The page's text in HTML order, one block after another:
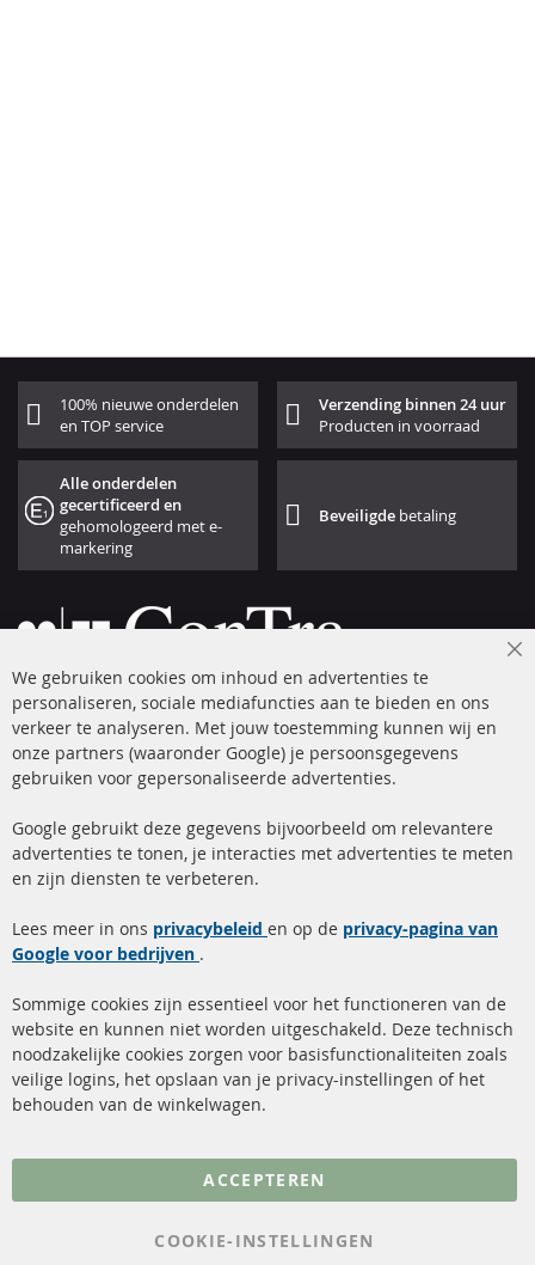
100% nieuwe onderdelen
en TOP service
Verzending binnen 24 uur
Producten in voorraad
Alle onderdelen
gecertificeerd en
gehomologeerd met e-
markering
Beveiligde betaling
+49 (0) 4533 799 00 0
ma-do: 09-17 u, vr Fr 09-16 u
info@contra-automotive.de
facebook
instagram
Snelle links
Roetfilter reiniging
Katalysator (KAT)
sensoren
FAQ
Kundenservice
Verzendingskosten
Contact
Annuleer contract
Gegevensbescherming
We gebruiken cookies om inhoud en advertenties te
personaliseren, sociale mediafuncties aan te bieden en ons
verkeer te analyseren. Met jouw toestemming kunnen wij en
onze partners (waaronder Google) je persoonsgegevens
gebruiken voor gepersonaliseerde advertenties.
Google gebruikt deze gegevens bijvoorbeeld om relevantere
advertenties te tonen, je interacties met advertenties te meten
en zijn diensten te verbeteren.
Lees meer in ons privacybeleid en op de privacy-pagina van
Google voor bedrijven .
Sommige cookies zijn essentieel voor het functioneren van de
website en kunnen niet worden uitgeschakeld. Deze technisch
noodzakelijke cookies zorgen voor basisfunctionaliteiten zoals
veilige logins, het opslaan van je privacy-instellingen of het
behouden van de winkelwagen.
ACCEPTEREN
COOKIE-INSTELLINGEN